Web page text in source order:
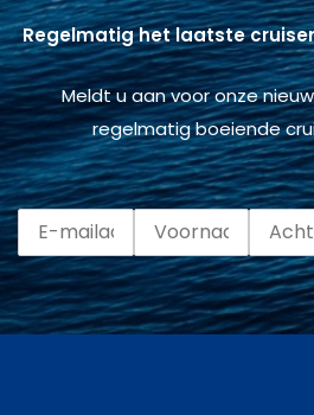
Regelmatig het laatste
Meldt u aan voor onze
regelmatig boeiende